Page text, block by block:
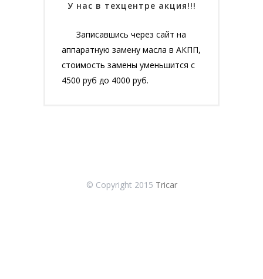
У нас в техцентре акция!!!
Записавшись через сайт на
аппаратную замену масла в АКПП,
стоимость замены уменьшится с
4500 руб до 4000 руб.
© Copyright 2015 Tricar